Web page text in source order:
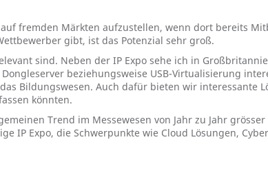
fremden Märkten aufzustellen, wenn dort bereits
gibt, ist das Potenzial sehr groß.
sind. Neben der IP Expo sehe ich in
beziehungsweise USB-Virtualisierung
Bildungswesen. Auch dafür bieten wir interessante
könnten.
Trend im Messewesen von Jahr zu Jahr
IP Expo, die Schwerpunkte wie Cloud Lösungen,